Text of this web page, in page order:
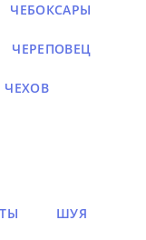
ЧЕБОКСАРЫ
ЧЕРЕПОВЕЦ
ЧЕХОВ
ШУЯ